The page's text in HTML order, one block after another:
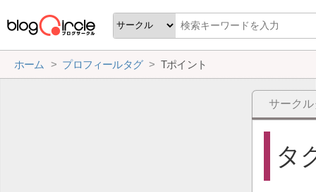
ホーム プロフィールタグ Tポイント
サーク
タ